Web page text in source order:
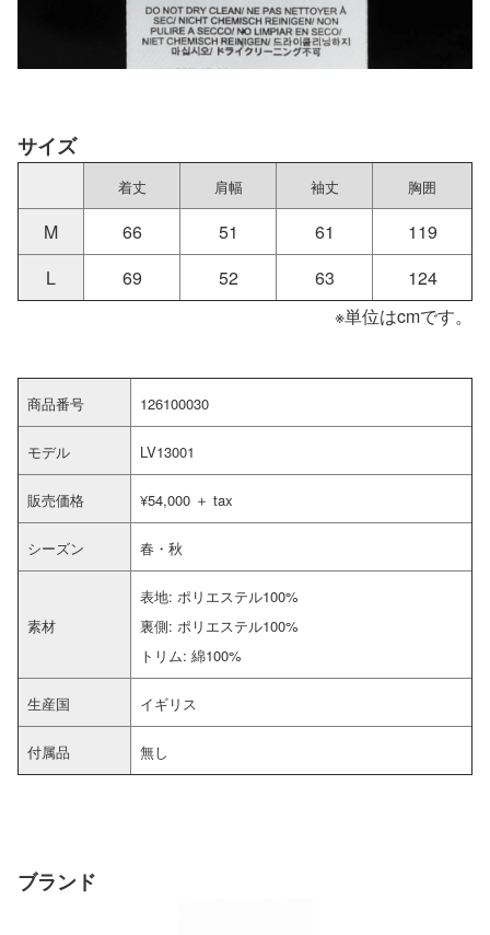
サイズ
着丈 肩幅 袖丈 胸囲
M 66 51 61
119
L
69 52 63
124
※単位はcmです。
商品番号 126100030
モデル LV13001
販売価格 ¥54,000 ＋ tax
シーズン 春・秋
素材
表地: ポリエステル100%
裏側: ポリエステル100%
トリム: 綿100%
生産国 イギリス
付属品 無し
ブランド